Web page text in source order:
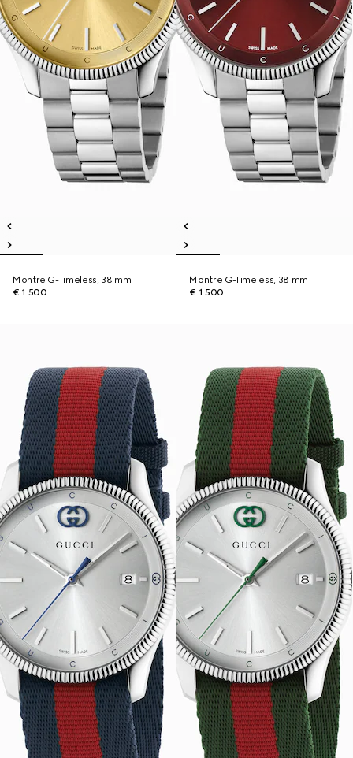
Montre G-Timeless, 38 mm
€ 1.500
Montre G-Timeless, 38 mm
€ 1.500